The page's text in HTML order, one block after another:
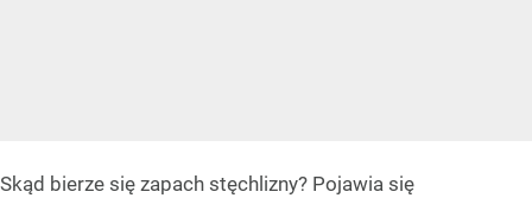
Skąd bierze się zapach stęchlizny? Pojawia się